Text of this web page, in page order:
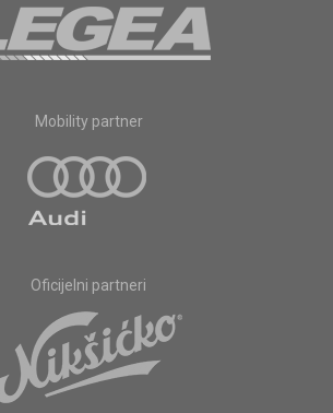
Mobility partner
Oficijelni partneri